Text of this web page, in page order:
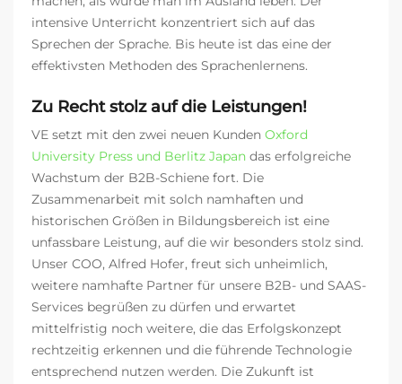
intensive Unterricht konzentriert sich auf das
Sprechen der Sprache. Bis heute ist das eine der
effektivsten Methoden des Sprachenlernens.
Zu Recht stolz auf die Leistungen!
VE setzt mit den zwei neuen Kunden Oxford
University Press und Berlitz Japan das erfolgreiche
Wachstum der B2B-Schiene fort. Die
Zusammenarbeit mit solch namhaften und
historischen Größen in Bildungsbereich ist eine
unfassbare Leistung, auf die wir besonders stolz sind.
Unser COO, Alfred Hofer, freut sich unheimlich,
weitere namhafte Partner für unsere B2B- und SAAS-
Services begrüßen zu dürfen und erwartet
mittelfristig noch weitere, die das Erfolgskonzept
rechtzeitig erkennen und die führende Technologie
entsprechend nutzen werden. Die Zukunft ist